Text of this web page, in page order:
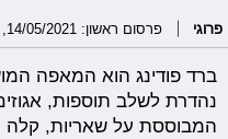
פרוגי פרסום ראשון: 14/05/2021, 09:38
ברד פודינג הוא המאפה
נהדרת לשלב תוספות,
המבוססת על שאריות,